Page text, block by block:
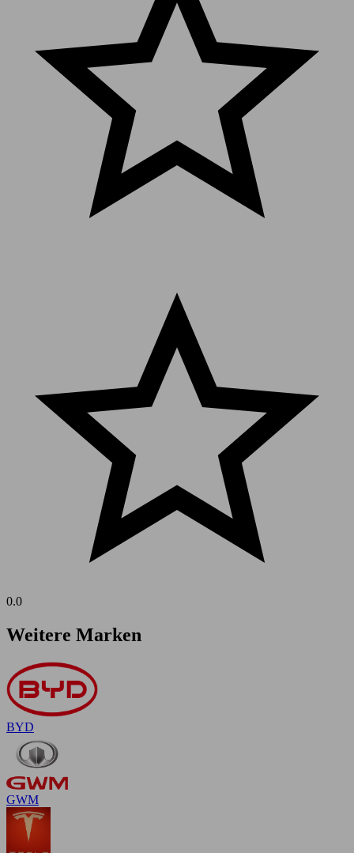
0.0
Weitere Marken
BYD
GWM